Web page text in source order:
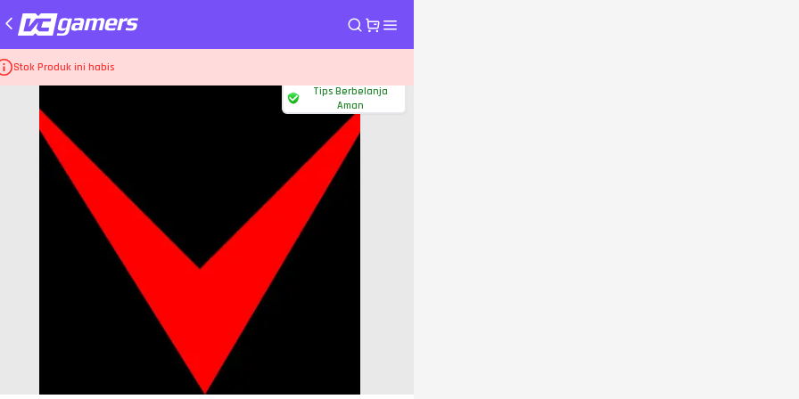
Stok Produk ini habis
Top Up Game Higgs Games Island
Tips Berbelanja
Aman